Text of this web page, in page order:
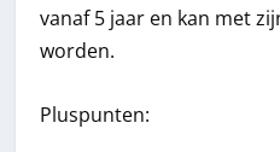
vanaf 5 jaar en kan met
worden.
Pluspunten: